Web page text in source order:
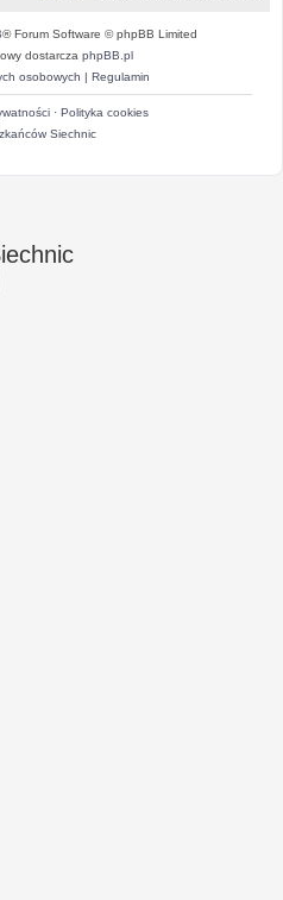
® Forum Software © phpBB Limited
dostarcza phpBB.pl
osobowych | Regulamin
· Polityka cookies
Siechnic